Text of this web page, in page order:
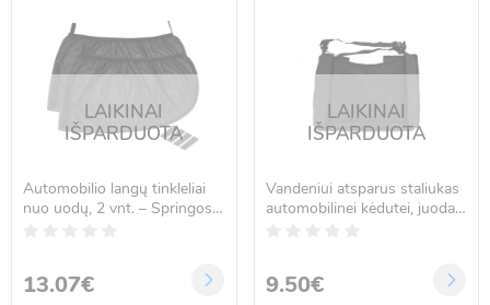
LAIKINAI
IŠPARDUOTA
Automobilio langų tinkleliai
nuo uodų, 2 vnt. – Springos
13.07€
LAIKINAI
IŠPARDUOTA
Vandeniui atsparus staliukas
automobilinei kėdutei, juodas,
9.50€